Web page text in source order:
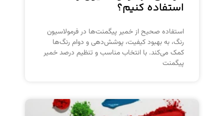
استفاده کنیم؟
استفاده صحیح از خمیر پیگمنت‌ها در فرمولاسیون
رنگ، به بهبود کیفیت، پوشش‌دهی و دوام رنگ‌ها
کمک می‌کند. با انتخاب مناسب و تنظیم درصد خمیر
پیگمنت